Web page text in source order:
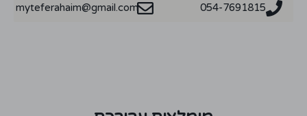
054-7691815
myteferahaim@gmail.com